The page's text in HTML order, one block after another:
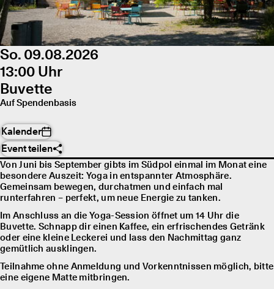
So. 09.08.2026
13:00 Uhr
Buvette
Auf Spendenbasis
Kalender
Event teilen
Von Juni bis September gibts im Südpol einmal im Monat eine
besondere Auszeit: Yoga in entspannter Atmosphäre.
Gemeinsam bewegen, durchatmen und einfach mal
runterfahren – perfekt, um neue Energie zu tanken.
Im Anschluss an die Yoga-Session öffnet um 14 Uhr die
Buvette. Schnapp dir einen Kaffee, ein erfrischendes Getränk
oder eine kleine Leckerei und lass den Nachmittag ganz
gemütlich ausklingen.
Teilnahme ohne Anmeldung und Vorkenntnissen möglich, bitte
eine eigene Matte mitbringen.